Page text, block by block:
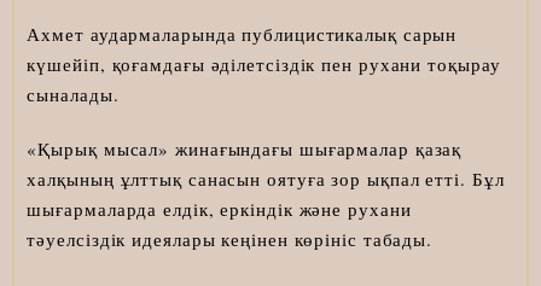
Ахмет аудармаларында публицистикалық сарын
күшейіп, қоғамдағы әділетсіздік пен рухани тоқырау
сыналады.
«Қырық мысал» жинағындағы шығармалар қазақ
халқының ұлттық санасын оятуға зор ықпал етті. Бұл
шығармаларда елдік, еркіндік және рухани
тәуелсіздік идеялары кеңінен көрініс табады.